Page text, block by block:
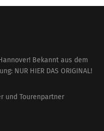
Bekannt aus dem
NUR HIER DAS ORIGINAL!
und Tourenpartner